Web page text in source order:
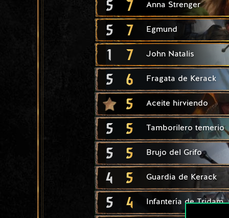
5 7 Anna Strenger
5 7 Egmund
1 7 John Natalis
5 6 Fragata de Kerack
5 Aceite hirviendo
5 5 Tamborilero temerio
5 5 Brujo del Grifo
4 5 Guardia de Kerack
5 4 Infantería de Tridam